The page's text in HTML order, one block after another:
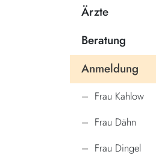
Ärzte
Beratung
Anmeldung
Frau Kahlow
Frau Dähn
Frau Dingel